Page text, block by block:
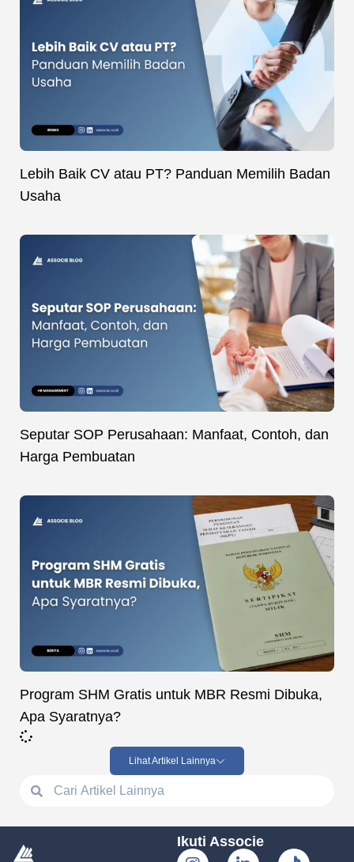
Lebih Baik CV atau PT? Panduan Memilih Badan
Usaha
Seputar SOP Perusahaan: Manfaat, Contoh, dan
Harga Pembuatan
Program SHM Gratis untuk MBR Resmi Dibuka,
Apa Syaratnya?
Lihat Artikel Lainnya
Ikuti Associe